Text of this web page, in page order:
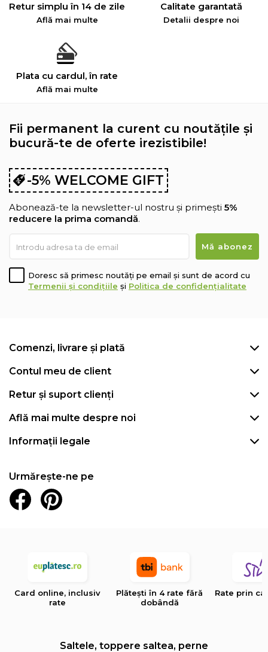
Retur simplu în 14 de zile
Află mai multe
Calitate garantată
Detalii despre noi
Plata cu cardul, în rate
Află mai multe
Fii permanent la curent cu noutățile și
bucură-te de oferte irezistibile!
-5% WELCOME GIFT
Abonează-te la newsletter-ul nostru și primești 5%
reducere la prima comandă.
Doresc să primesc noutăți pe email și sunt de acord cu
Termenii și condițiile și Politica de confidențialitate
Comenzi, livrare și plată
Contul meu de client
Retur și suport clienți
Află mai multe despre noi
Informații legale
Urmărește-ne pe
Card online, inclusiv
rate
Plătești în 4 rate fără
dobândă
Rate prin
Saltele, toppere saltea, perne